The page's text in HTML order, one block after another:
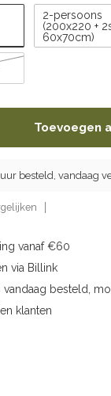
2-persoons
(200x220 +
60x70cm)
Toevoegen
besteld, vandaag
vanaf €60
via Billink
vandaag besteld,
klanten